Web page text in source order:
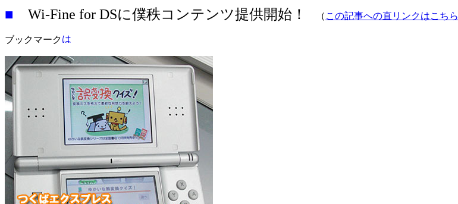
■ Wi-Fine for DSに僕秩コンテンツ提供開始！ （ この記事への直リンクはこちら
ブックマーク